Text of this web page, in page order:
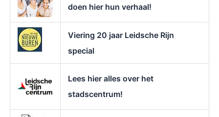
doen hier hun verhaal!
Viering 20 jaar Leidsche Rijn
special
Lees hier alles over het
stadscentrum!